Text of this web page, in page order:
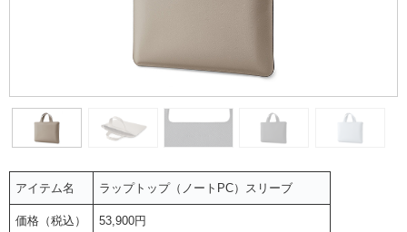
アイテム名 ラップトップ（ノートPC）スリーブ
価格（税込） 53,900円